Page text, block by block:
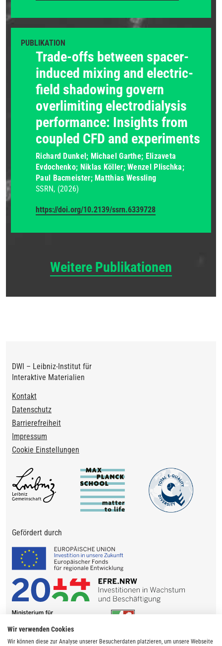
PUBLIKATION
Trade-offs between spacer-
induced mixing and electric-
field shadowing govern
overlimiting electrodialysis
performance: Insights from
coupled CFD and experiments
Richard Dunkel; Michael Garthe; Elizaveta
Evdochenko; Niklas Köller; Wenzel Plischka;
Paul Bacmeister; Matthias Wessling
SSRN (2026)
https://doi.org/10.2139/ssrn.6339728
Weitere Publikationen
DWI – Leibniz-Institut für
Interaktive Materialien
Footer
Kontakt
Datenschutz
Barrierefreiheit
Impressum
Cookie Einstellungen
Gefördert durch
Wir verwenden Cookies
Wir können diese zur Analyse unserer Besucherdaten platzieren, um unsere Webseite